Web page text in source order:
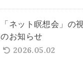
「ネット瞑想会」の
のお知らせ
2026.05.02